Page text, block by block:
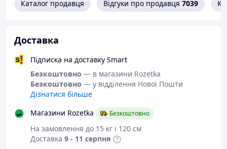
Розміри: Висота: 250 мм, ширина: 200 мм,
Тип візерунка: Однотонний
Ідеально підходить для:
Мотоциклістів
Велосипедистів
Туристів
Любителів активного відпочинку
Щоденного використання у міському
середовищі
Каталог продавця Відгуки про продавця 7039
Доставка
Підписка на доставку Smart
Безкоштовно — в магазини Rozetka
Безкоштовно — у відділення Нової Пошти
Дізнатися більше
Магазини Rozetka
Безкоштовно
На замовлення до 15 кг і 120 см
Доставка 9 - 11 серпня